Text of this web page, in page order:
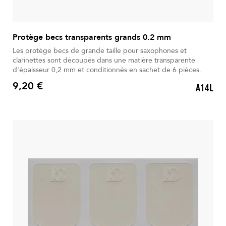
Protège becs transparents grands 0.2 mm
Les protège becs de grande taille pour saxophones et
clarinettes sont découpés dans une matière transparente
d'épaisseur 0,2 mm et conditionnés en sachet de 6 pièces.
Prix
9,20 € A14L